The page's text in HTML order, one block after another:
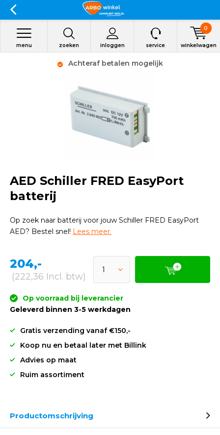
zoeken inloggen
menu service winkelwagen
0
Achteraf betalen mogelijk
AED Schiller FRED EasyPort
batterij
Op zoek naar batterij voor jouw Schiller FRED EasyPort
AED? Bestel snel! Lees meer.
204,-
(222,36 Incl. btw)
Op voorraad bij leverancier
Geleverd binnen 3-5 werkdagen
Gratis verzending vanaf €150,-
Koop nu en betaal later met Billink
Advies op maat
Ruim assortiment
Productomschrijving